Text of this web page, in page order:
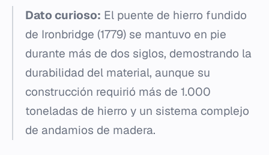
Dato curioso: El puente de hierro fundido
de Ironbridge (1779) se mantuvo en pie
durante más de dos siglos, demostrando la
durabilidad del material, aunque su
construcción requirió más de 1.000
toneladas de hierro y un sistema complejo
de andamios de madera.